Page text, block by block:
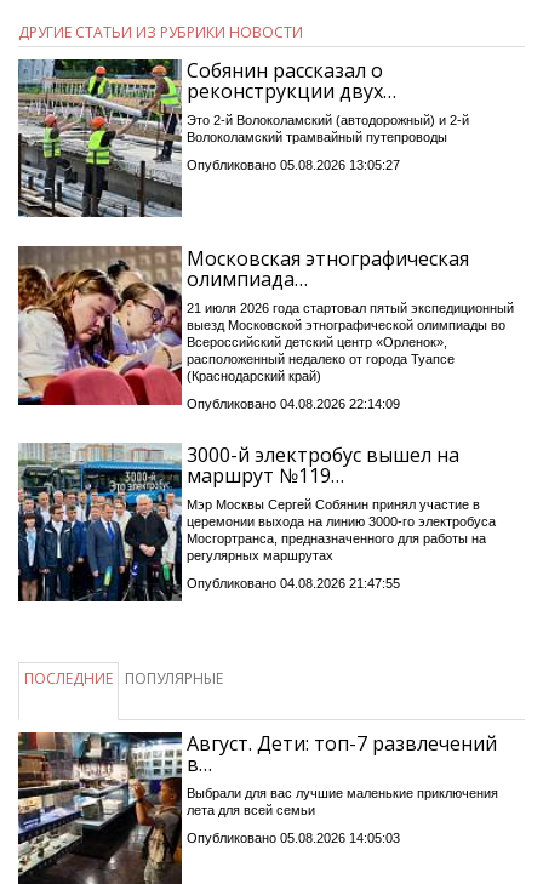
ДРУГИЕ СТАТЬИ ИЗ РУБРИКИ НОВОСТИ
Собянин рассказал о
реконструкции двух…
Это 2-й Волоколамский (автодорожный) и 2-й
Волоколамский трамвайный путепроводы
Опубликовано 05.08.2026 13:05:27
Московская этнографическая
олимпиада…
21 июля 2026 года стартовал пятый экспедиционный
выезд Московской этнографической олимпиады во
Всероссийский детский центр «Орленок»,
расположенный недалеко от города Туапсе
(Краснодарский край)
Опубликовано 04.08.2026 22:14:09
3000-й электробус вышел на
маршрут №119…
Мэр Москвы Сергей Собянин принял участие в
церемонии выхода на линию 3000-го электробуса
Мосгортранса, предназначенного для работы на
регулярных маршрутах
Опубликовано 04.08.2026 21:47:55
ПОСЛЕДНИЕ ПОПУЛЯРНЫЕ
Август. Дети: топ-7 развлечений
в…
Выбрали для вас лучшие маленькие приключения
лета для всей семьи
Опубликовано 05.08.2026 14:05:03